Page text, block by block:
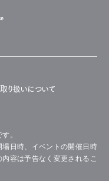
り扱いについて
。
日時、イベントの開催日時
容は予告なく変更されるこ